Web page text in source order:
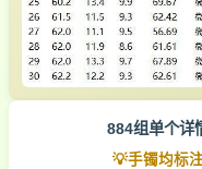
884组单个详
💡手镯均标